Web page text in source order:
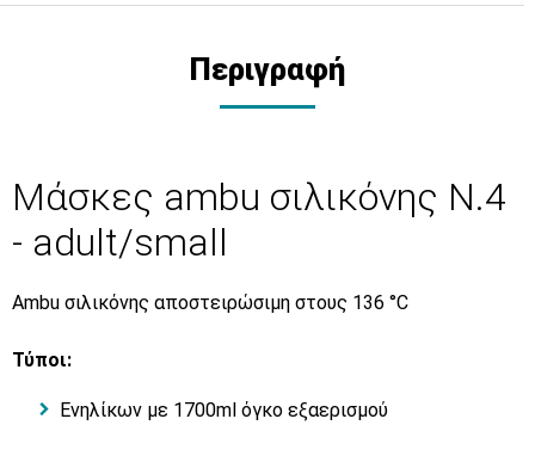
Περιγραφή
Μάσκες ambu σιλικόνης N.4
- adult/small
Ambu σιλικόνης αποστειρώσιμη στους 136 °C
Τύποι:
Ενηλίκων με 1700ml όγκο εξαερισμού